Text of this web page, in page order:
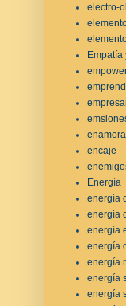
electro-
Empatía
encaje
Energía
energía
energía
energía
energía
energía
energía
energía